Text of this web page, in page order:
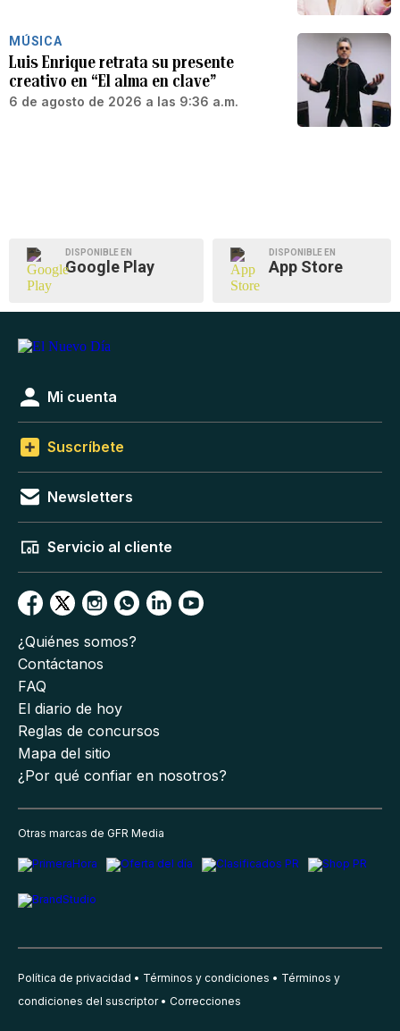
MÚSICA
Luis Enrique retrata su presente
creativo en “El alma en clave”
6 de agosto de 2026 a las 9:36 a.m.
DISPONIBLE EN
Google Play
DISPONIBLE EN
App Store
Mi cuenta
Suscríbete
Newsletters
Servicio al cliente
¿Quiénes somos?
Contáctanos
FAQ
El diario de hoy
Reglas de concursos
Mapa del sitio
¿Por qué confiar en nosotros?
Otras marcas de GFR Media
Política de privacidad Términos y condiciones
Términos y
condiciones del suscriptor
Correcciones